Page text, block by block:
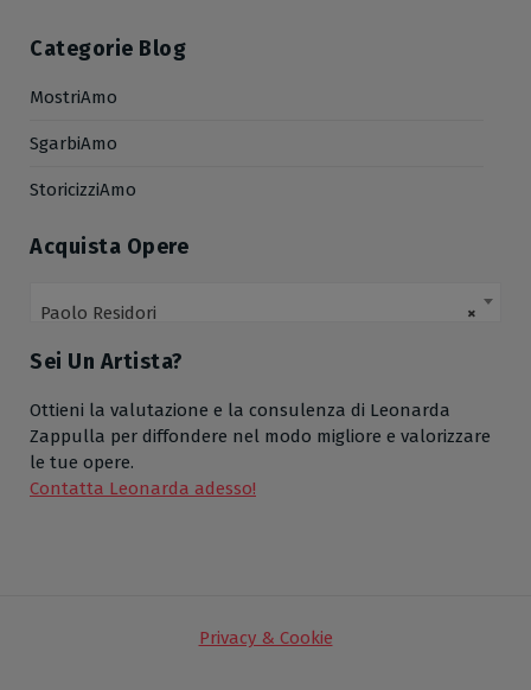
Categorie Blog
MostriAmo
SgarbiAmo
StoricizziAmo
Acquista Opere
×
Paolo Residori
Sei Un Artista?
Ottieni la valutazione e la consulenza di Leonarda
Zappulla per diffondere nel modo migliore e valorizzare
le tue opere.
Contatta Leonarda adesso!
Privacy & Cookie